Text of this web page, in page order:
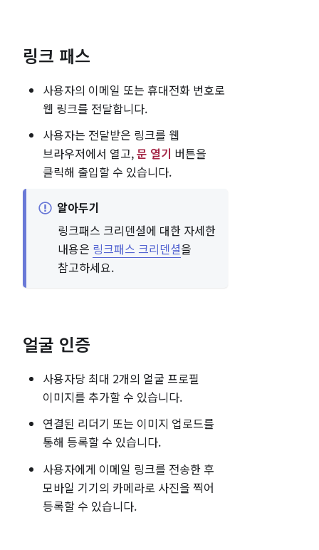
링크 패스
사용자의 이메일 또는 휴대전화 번호로
웹 링크를 전달합니다.
사용자는 전달받은 링크를 웹
브라우저에서 열고,문 열기 버튼을
클릭해 출입할 수 있습니다.
알아두기
링크패스 크리덴셜에 대한 자세한
내용은 링크패스 크리덴셜을
참고하세요.
얼굴 인증
사용자당 최대 2개의 얼굴 프로필
이미지를 추가할 수 있습니다.
연결된 리더기 또는 이미지 업로드를
통해 등록할 수 있습니다.
사용자에게 이메일 링크를 전송한 후
모바일 기기의 카메라로 사진을 찍어
등록할 수 있습니다.